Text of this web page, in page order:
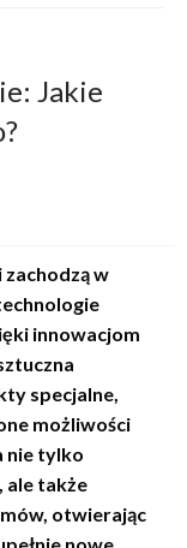
Jakie
w
innowacjom
specjalne,
możliwości
nie tylko
ale także
otwierając